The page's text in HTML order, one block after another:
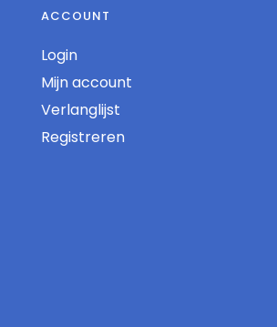
ACCOUNT
Login
Mijn account
Verlanglijst
Registreren